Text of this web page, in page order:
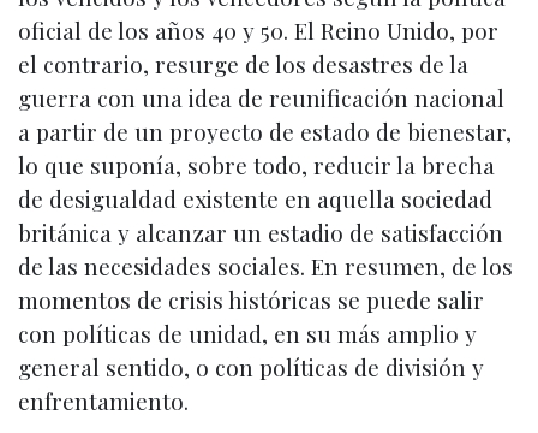
oficial de los años 40 y 50. El Reino Unido, por
el contrario, resurge de los desastres de la
guerra con una idea de reunificación nacional
a partir de un proyecto de estado de bienestar,
lo que suponía, sobre todo, reducir la brecha
de desigualdad existente en aquella sociedad
británica y alcanzar un estadio de satisfacción
de las necesidades sociales. En resumen, de los
momentos de crisis históricas se puede salir
con políticas de unidad, en su más amplio y
general sentido, o con políticas de división y
enfrentamiento.